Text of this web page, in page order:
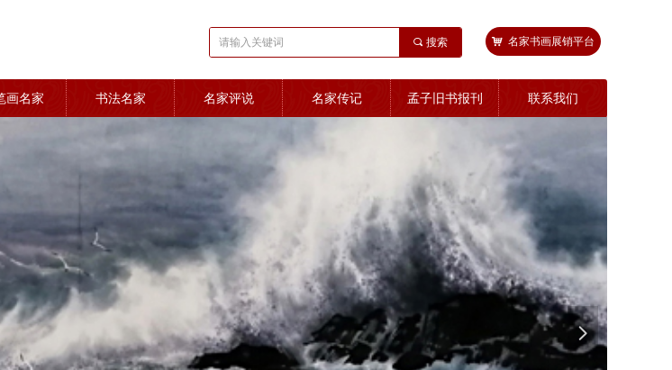
끠 搜索
画名家 书法名家 名家评说 名家传记 孟子旧书报刊 联系我们
넲
낙 名家书画展销平台